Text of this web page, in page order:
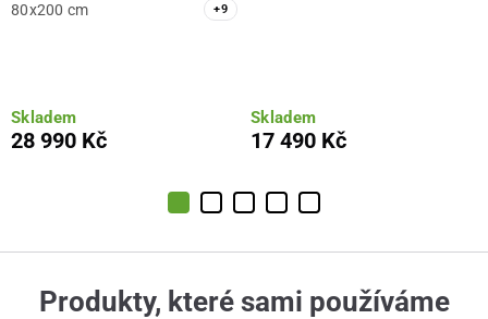
80x200 cm +9
Skladem
28 990 Kč
Skladem
17 490 Kč
Produkty, které sami používáme